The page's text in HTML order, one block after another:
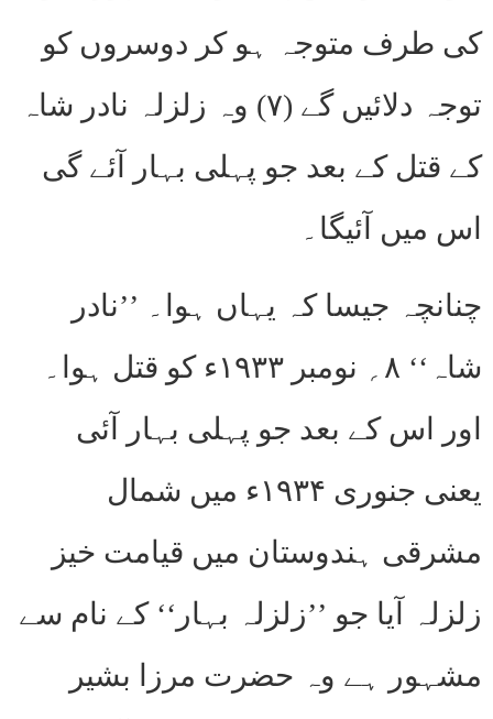
کی طرف متوجہ ہو کر دوسروں کو
توجہ دلائیں گے (۷) وہ زلزلہ نادر شاہ
کے قتل کے بعد جو پہلی بہار آئے گی
اس میں آئیگا۔
چنانچہ جیسا کہ یہاں ہوا۔ ’’نادر
شاہ‘‘ ۸؍ نومبر ۱۹۳۳ء کو قتل ہوا۔
اور اس کے بعد جو پہلی بہار آئی
یعنی جنوری ۱۹۳۴ء میں شمال
مشرقی ہندوستان میں قیامت خیز
زلزلہ آیا جو ’’زلزلہ بہار‘‘ کے نام سے
مشہور ہے وہ حضرت مرزا بشیر